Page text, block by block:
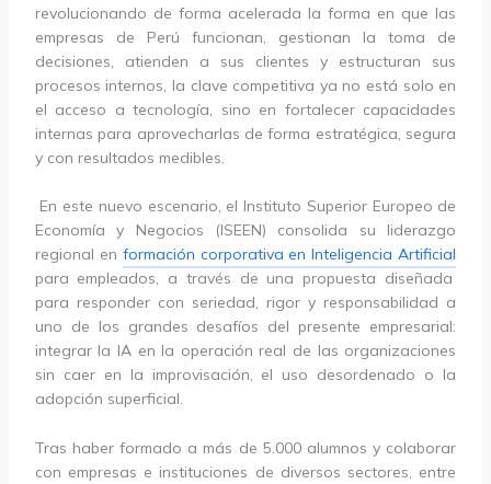
revolucionando de forma acelerada la forma en que las
empresas de Perú funcionan, gestionan la toma de
decisiones, atienden a sus clientes y estructuran sus
procesos internos, la clave competitiva ya no está solo en
el acceso a tecnología, sino en fortalecer capacidades
internas para aprovecharlas de forma estratégica, segura
y con resultados medibles.
En este nuevo escenario, el Instituto Superior Europeo de
Economía y Negocios (ISEEN) consolida su liderazgo
regional en formación corporativa en Inteligencia Artificial
para empleados, a través de una propuesta diseñada
para responder con seriedad, rigor y responsabilidad a
uno de los grandes desafíos del presente empresarial:
integrar la IA en la operación real de las organizaciones
sin caer en la improvisación, el uso desordenado o la
adopción superficial.
Tras haber formado a más de 5.000 alumnos y colaborar
con empresas e instituciones de diversos sectores, entre